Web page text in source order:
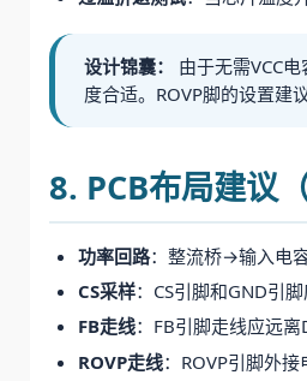
设计锦囊：
由于无需VCC
度合适。ROVP脚的设置建
8. PCB布局建议
功率回路：整流桥→输入电
CS采样：CS引脚和GND引
FB走线：FB引脚走线应远
ROVP走线：ROVP引脚外接